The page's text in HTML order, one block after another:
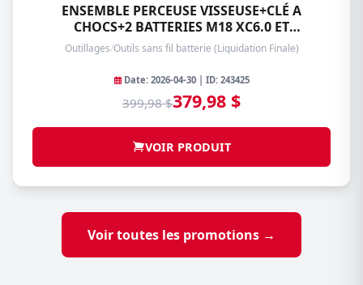
ENSEMBLE PERCEUSE VISSEUSE+CLÉ A
CHOCS+2 BATTERIES M18 XC6.0 ET
1.5AH+CHARGEUR MILWAUKEE 2953-20/2703-
Outillages/Outils sans fil batterie (Liquidation Finale)
Date: 2026-04-30 | ID: 243425
399,98 $379,98 $
VOIR PRODUIT
Voir toutes les promotions →